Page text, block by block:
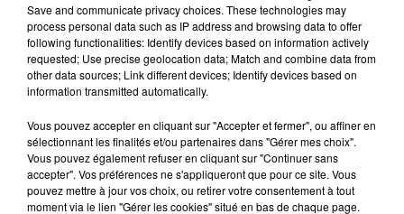
paradoxalement, ça laisse des traces !
Save and communicate privacy choices. These technologies may
process personal data such as IP address and browsing data to offer
following functionalities: Identify devices based on information actively
requested; Use precise geolocation data; Match and combine data from
other data sources; Link different devices; Identify devices based on
information transmitted automatically.
Vous pouvez accepter en cliquant sur "Accepter et fermer", ou affiner en
sélectionnant les finalités et/ou partenaires dans "Gérer mes choix".
Vous pouvez également refuser en cliquant sur "Continuer sans
accepter". Vos préférences ne s'appliqueront que pour ce site. Vous
pouvez mettre à jour vos choix, ou retirer votre consentement à tout
moment via le lien "Gérer les cookies" situé en bas de chaque page.